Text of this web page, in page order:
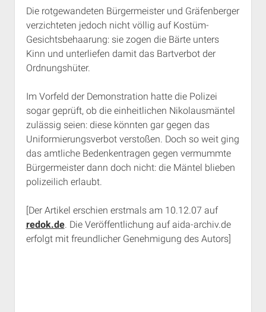
Die rotgewandeten Bürgermeister und Gräfenberger
verzichteten jedoch nicht völlig auf Kostüm-
Gesichtsbehaarung: sie zogen die Bärte unters
Kinn und unterliefen damit das Bartverbot der
Ordnungshüter.
Im Vorfeld der Demonstration hatte die Polizei
sogar geprüft, ob die einheitlichen Nikolausmäntel
zulässig seien: diese könnten gar gegen das
Uniformierungsverbot verstoßen. Doch so weit ging
das amtliche Bedenkentragen gegen vermummte
Bürgermeister dann doch nicht: die Mäntel blieben
polizeilich erlaubt.
[Der Artikel erschien erstmals am 10.12.07 auf
redok.de. Die Veröffentlichung auf aida-archiv.de
erfolgt mit freundlicher Genehmigung des Autors]